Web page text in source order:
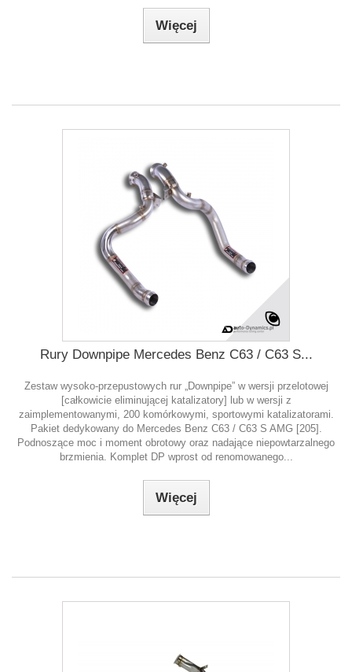
Więcej
Rury Downpipe Mercedes Benz C63 / C63 S...
Zestaw wysoko-przepustowych rur „Downpipe” w wersji przelotowej
[całkowicie eliminującej katalizatory] lub w wersji z
zaimplementowanymi, 200 komórkowymi, sportowymi katalizatorami.
Pakiet dedykowany do Mercedes Benz C63 / C63 S AMG [205].
Podnoszące moc i moment obrotowy oraz nadające niepowtarzalnego
brzmienia. Komplet DP wprost od renomowanego...
Więcej